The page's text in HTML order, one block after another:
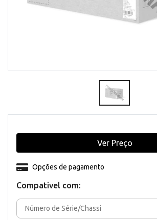
Compativel com:
Opções de pagamento
Ver Preço